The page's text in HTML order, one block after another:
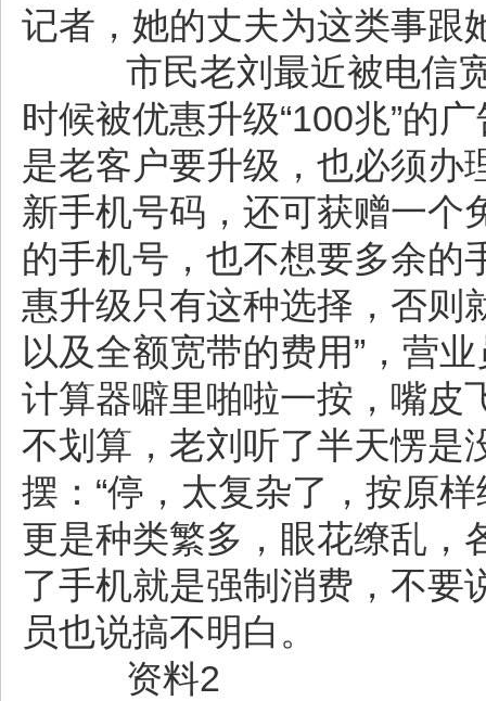
记者，她的丈夫为这类事跟
市民老刘最近被电信宽
时候被优惠升级“100兆”的
是老客户要升级，也必须办
新手机号码，还可获赠一个
的手机号，也不想要多余的
惠升级只有这种选择，否则
以及全额宽带的费用”，营
计算器噼里啪啦一按，嘴皮
不划算，老刘听了半天愣是
摆：“停，太复杂了，按原
更是种类繁多，眼花缭乱，
了手机就是强制消费，不要
员也说搞不明白。
资料2